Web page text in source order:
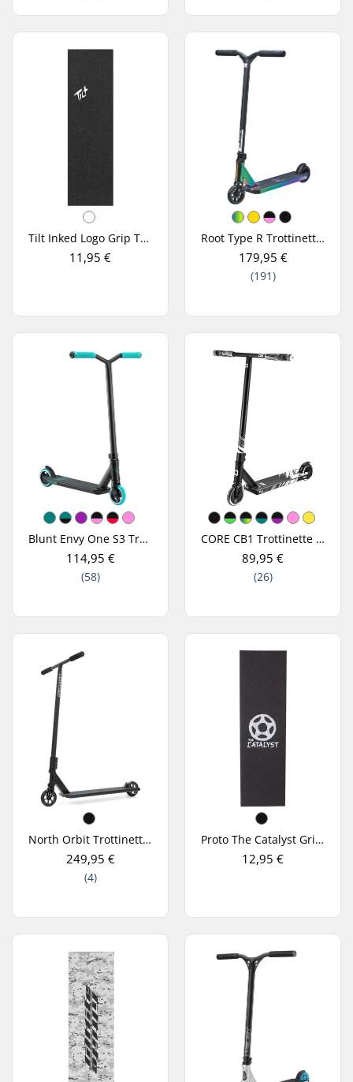
Tilt Inked Logo Grip Trottinette Freestyle
11,95 €
Root Type R Trottinette Freestyle
179,95 €
(191)
Blunt Envy One S3 Trottinette Freestyle
114,95 €
(58)
CORE CB1 Trottinette Freestyle
89,95 €
(26)
North Orbit Trottinette Freestyle
249,95 €
(4)
Proto The Catalyst Grip Trottinette Freestyle
12,95 €